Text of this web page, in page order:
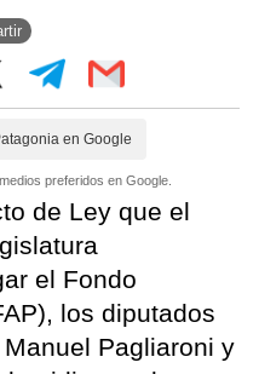
en Google
preferidos en Google.
de Ley que el
el Fondo
los diputados
Pagliaroni y